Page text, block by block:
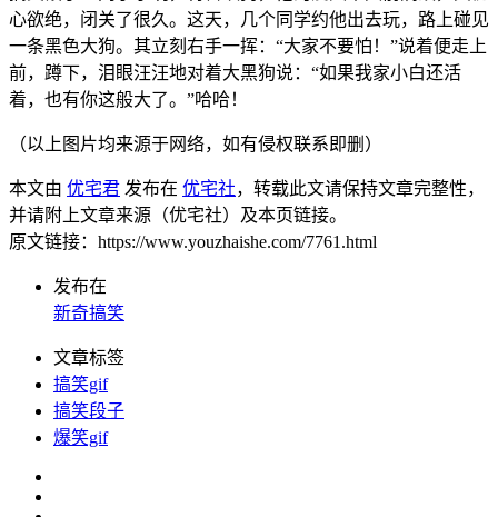
心欲绝，闭关了很久。这天，几个同学约他出去玩，路上碰见
一条黑色大狗。其立刻右手一挥：“大家不要怕！”说着便走上
前，蹲下，泪眼汪汪地对着大黑狗说：“如果我家小白还活
着，也有你这般大了。”哈哈！
（以上图片均来源于网络，如有侵权联系即删）
本文由 优宅君 发布在 优宅社，转载此文请保持文章完整性，
并请附上文章来源（优宅社）及本页链接。
原文链接：https://www.youzhaishe.com/7761.html
发布在
新奇搞笑
文章标签
搞笑gif
搞笑段子
爆笑gif